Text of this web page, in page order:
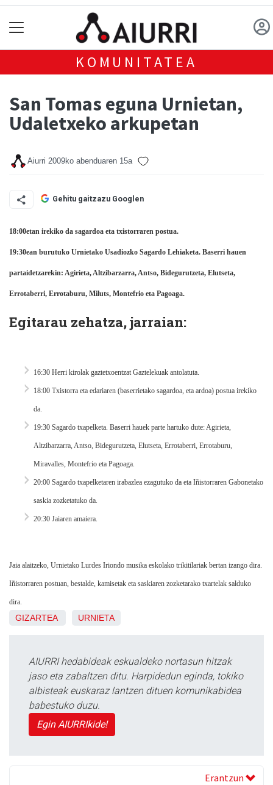
KOMUNITATEA
San Tomas eguna Urnietan,
Udaletxeko arkupetan
Aiurri 2009ko abenduaren 15a
Gehitu gaitzazu Googlen
18:00etan irekiko da sagardoa eta txistorraren postua.
19:30ean burutuko Urnietako Usadiozko Sagardo Lehiaketa. Baserri hauen
partaidetzarekin: Agirieta, Altzibarzarra, Antso, Bidegurutzeta, Elutseta,
Errotaberri, Errotaburu, Miluts, Montefrio eta Pagoaga.
Egitarau zehatza, jarraian:
16:30 Herri kirolak gaztetxoentzat Gaztelekuak antolatuta.
18:00 Txistorra eta edariaren (baserrietako sagardoa, eta ardoa) postua irekiko
da.
19:30 Sagardo txapelketa. Baserri hauek parte hartuko dute: Agirieta,
Altzibarzarra, Antso, Bidegurutzeta, Elutseta, Errotaberri, Errotaburu,
Miravalles, Montefrio eta Pagoaga.
20:00 Sagardo txapelketaren irabazlea ezagutuko da eta Iñistorraren Gabonetako
saskia zozketatuko da.
20:30 Jaiaren amaiera.
Jaia alaitzeko, Urnietako Lurdes Iriondo musika eskolako trikitilariak bertan izango dira.
Iñistorraren postuan, bestalde, kamisetak eta saskiaren zozketarako txartelak salduko
dira.
GIZARTEA URNIETA
AIURRI hedabideak eskualdeko nortasun hitzak
jaso eta zabaltzen ditu. Harpidedun eginda, tokiko
albisteak euskaraz lantzen dituen komunikabidea
babestuko duzu.
Egin AIURRIkide!
Erantzun